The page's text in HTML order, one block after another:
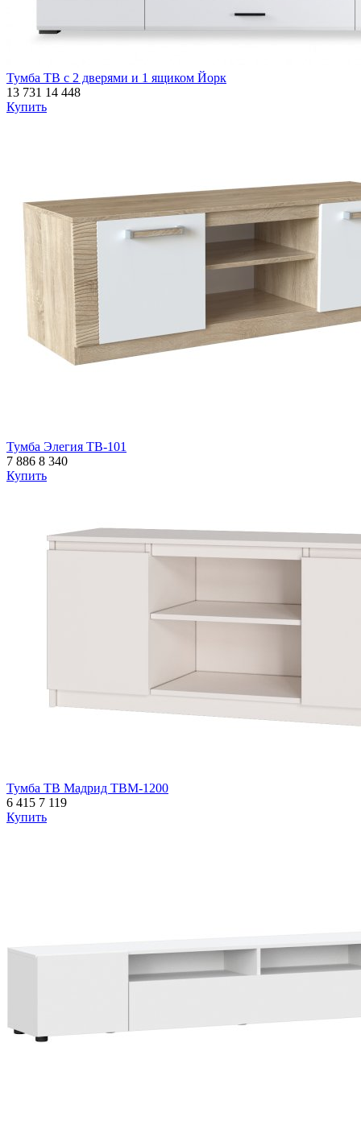
Тумба ТВ с 2 дверями и 1 ящиком Йорк
13 731 14 448
Купить
Тумба Элегия ТВ-101
7 886 8 340
Купить
Тумба ТВ Мадрид ТВМ-1200
6 415 7 119
Купить